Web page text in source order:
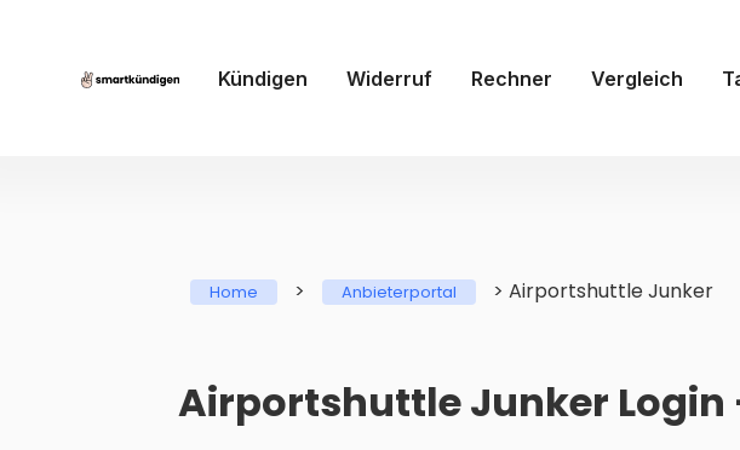
Kündigen Widerruf Rechner Vergleich
Home > Anbieterportal > Airportshuttle Junker
Airportshuttle Junker Login